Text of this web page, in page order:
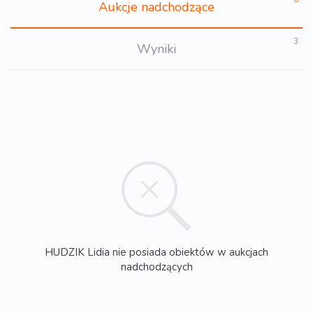
Aukcje nadchodzące
Wyniki 3
HUDZIK Lidia nie posiada obiektów w aukcjach
nadchodzących